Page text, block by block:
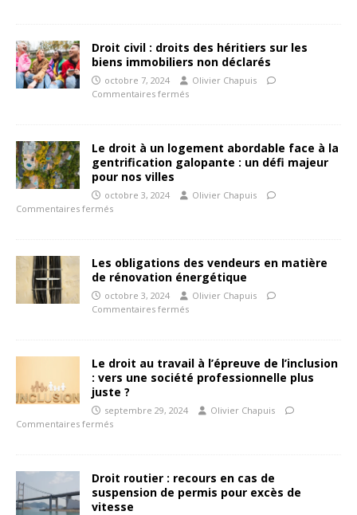
Droit civil : droits des héritiers sur les
biens immobiliers non déclarés
octobre 7, 2024
Olivier Chapuis
Commentaires fermés
Le droit à un logement abordable face à la
gentrification galopante : un défi majeur
pour nos villes
octobre 3, 2024
Olivier Chapuis
Commentaires fermés
Les obligations des vendeurs en matière
de rénovation énergétique
octobre 3, 2024
Olivier Chapuis
Commentaires fermés
Le droit au travail à l’épreuve de l’inclusion
: vers une société professionnelle plus
juste ?
septembre 29, 2024
Olivier Chapuis
Commentaires fermés
Droit routier : recours en cas de
suspension de permis pour excès de
vitesse